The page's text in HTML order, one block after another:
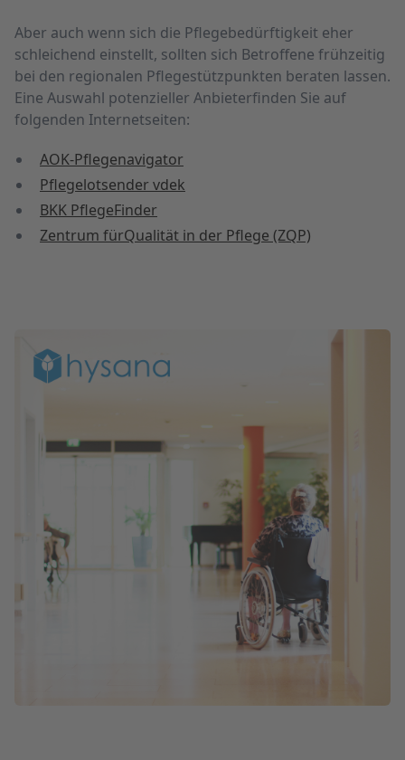
Aber auch wenn sich die Pflegebedürftigkeit eher
schleichend einstellt, sollten sich Betroffene frühzeitig
bei den regionalen Pflegestützpunkten beraten lassen.
Eine Auswahl potenzieller Anbieterfinden Sie auf
folgenden Internetseiten:
AOK-Pflegenavigator
Pflegelotsender vdek
BKK PflegeFinder
Zentrum fürQualität in der Pflege (ZQP)